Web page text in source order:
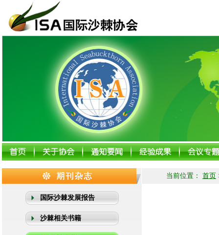
当前位置： 首页
国际沙棘发展报告
沙棘相关书籍